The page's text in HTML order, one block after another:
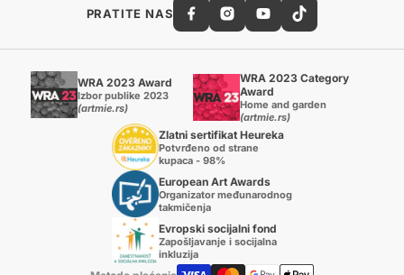
PRATITE NAS
WRA 2023 Award
Izbor publike 2023
(artmie.rs)
WRA 2023 Category
Award
Home and garden
(artmie.rs)
Zlatni sertifikat Heureka
Potvrđeno od strane
kupaca - 98%
European Art Awards
Organizator međunarodnog
takmičenja
Evropski socijalni fond
Zapošljavanje i socijalna
inkluzija